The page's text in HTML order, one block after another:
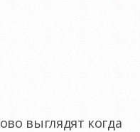
выглядят когда